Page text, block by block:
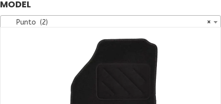
MODEL
×
Punto (2)